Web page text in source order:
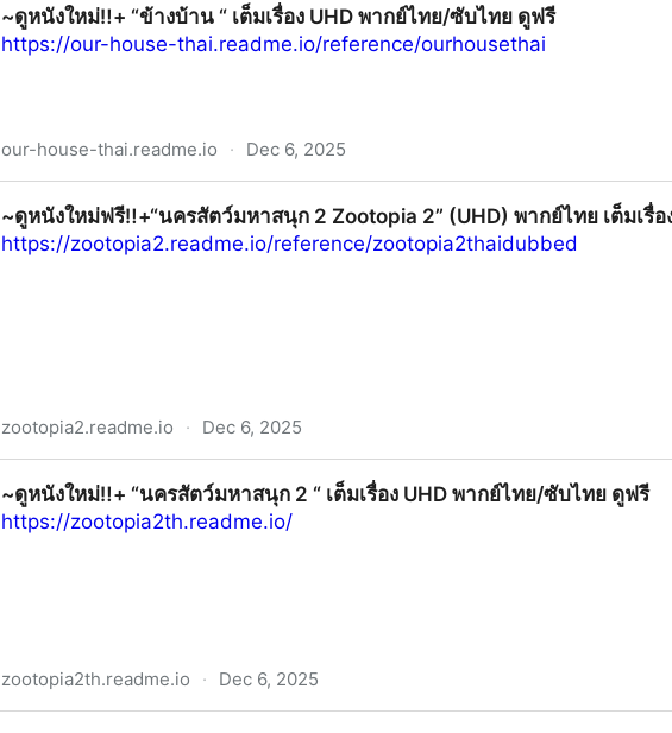
~ดูหนังใหม่‼️+ “ข้างบ้าน “ เต็มเรื่อง UHD พากย์ไทย/ซับไทย ดูฟรี
https://our-house-thai.readme.io/reference/ourhousethai
our-house-thai.readme.io · Dec 6, 2025
~ดูหนังใหม่ฟรี‼️+“นครสัตว์มหาสนุก 2 Zootopia 2” (UHD) พากย์ไทย เต็มเรื่
https://zootopia2.readme.io/reference/zootopia2thaidubbed
zootopia2.readme.io · Dec 6, 2025
~ดูหนังใหม่‼️+ “นครสัตว์มหาสนุก 2 “ เต็มเรื่อง UHD พากย์ไทย/ซับไทย ดูฟรี
https://zootopia2th.readme.io/
zootopia2th.readme.io · Dec 6, 2025